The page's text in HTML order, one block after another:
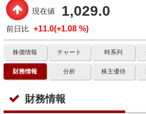
現在値 1,029.0
前日比 +11.0(+1.08 %)
株価情報 チャート 時系列
財務情報 分析 株主優待
財務情報